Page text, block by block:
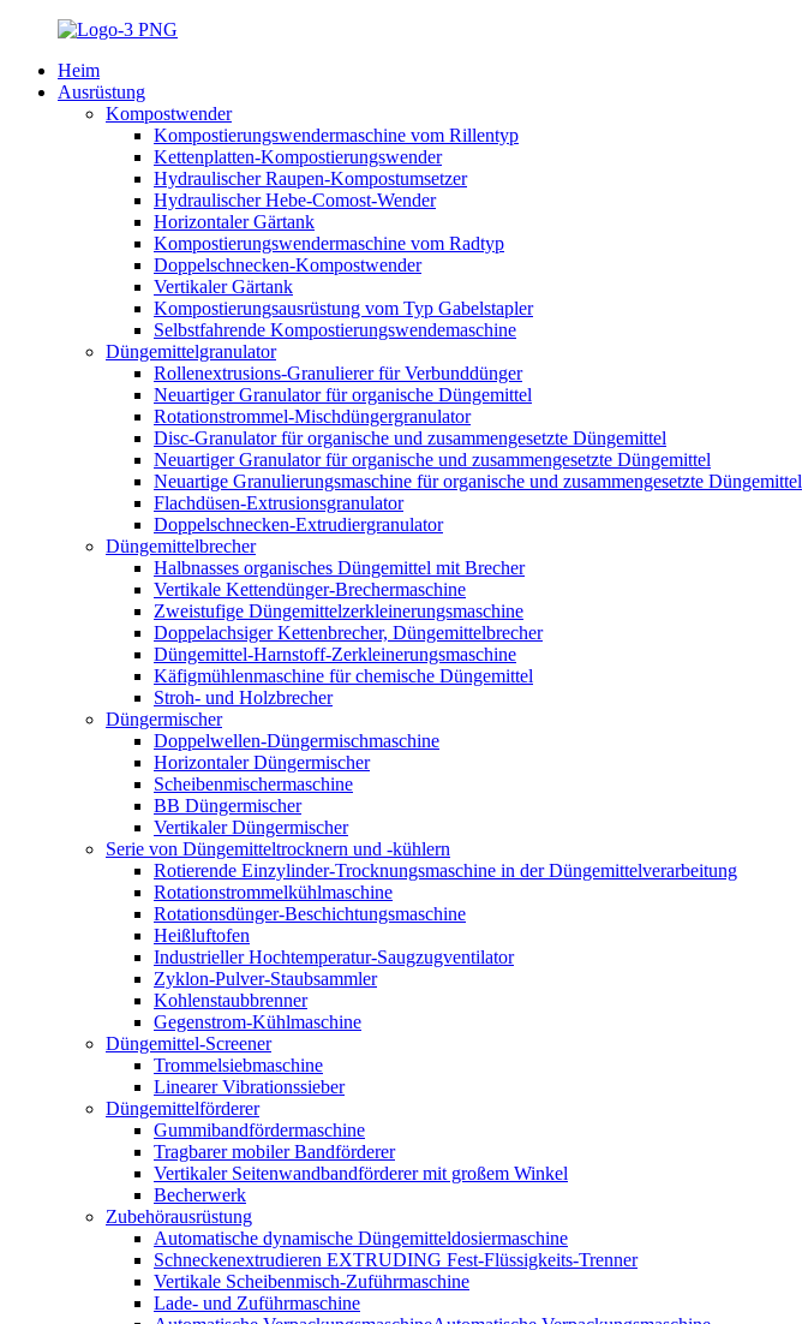
Heim
Ausrüstung
Kompostwender
Kompostierungswendermaschine vom Rillentyp
Kettenplatten-Kompostierungswender
Hydraulischer Raupen-Kompostumsetzer
Hydraulischer Hebe-Comost-Wender
Horizontaler Gärtank
Kompostierungswendermaschine vom Radtyp
Doppelschnecken-Kompostwender
Vertikaler Gärtank
Kompostierungsausrüstung vom Typ Gabelstapler
Selbstfahrende Kompostierungswendemaschine
Düngemittelgranulator
Rollenextrusions-Granulierer für Verbunddünger
Neuartiger Granulator für organische Düngemittel
Rotationstrommel-Mischdüngergranulator
Disc-Granulator für organische und zusammengesetzte Düngemittel
Neuartiger Granulator für organische und zusammengesetzte Düngemittel
Neuartige Granulierungsmaschine für organische und zusammengesetzte Düngemittel
Flachdüsen-Extrusionsgranulator
Doppelschnecken-Extrudiergranulator
Düngemittelbrecher
Halbnasses organisches Düngemittel mit Brecher
Vertikale Kettendünger-Brechermaschine
Zweistufige Düngemittelzerkleinerungsmaschine
Doppelachsiger Kettenbrecher, Düngemittelbrecher
Düngemittel-Harnstoff-Zerkleinerungsmaschine
Käfigmühlenmaschine für chemische Düngemittel
Stroh- und Holzbrecher
Düngermischer
Doppelwellen-Düngermischmaschine
Horizontaler Düngermischer
Scheibenmischermaschine
BB Düngermischer
Vertikaler Düngermischer
Serie von Düngemitteltrocknern und -kühlern
Rotierende Einzylinder-Trocknungsmaschine in der Düngemittelverarbeitung
Rotationstrommelkühlmaschine
Rotationsdünger-Beschichtungsmaschine
Heißluftofen
Industrieller Hochtemperatur-Saugzugventilator
Zyklon-Pulver-Staubsammler
Kohlenstaubbrenner
Gegenstrom-Kühlmaschine
Düngemittel-Screener
Trommelsiebmaschine
Linearer Vibrationssieber
Düngemittelförderer
Gummibandfördermaschine
Tragbarer mobiler Bandförderer
Vertikaler Seitenwandbandförderer mit großem Winkel
Becherwerk
Zubehörausrüstung
Automatische dynamische Düngemitteldosiermaschine
Schneckenextrudieren EXTRUDING Fest-Flüssigkeits-Trenner
Vertikale Scheibenmisch-Zuführmaschine
Lade- und Zuführmaschine